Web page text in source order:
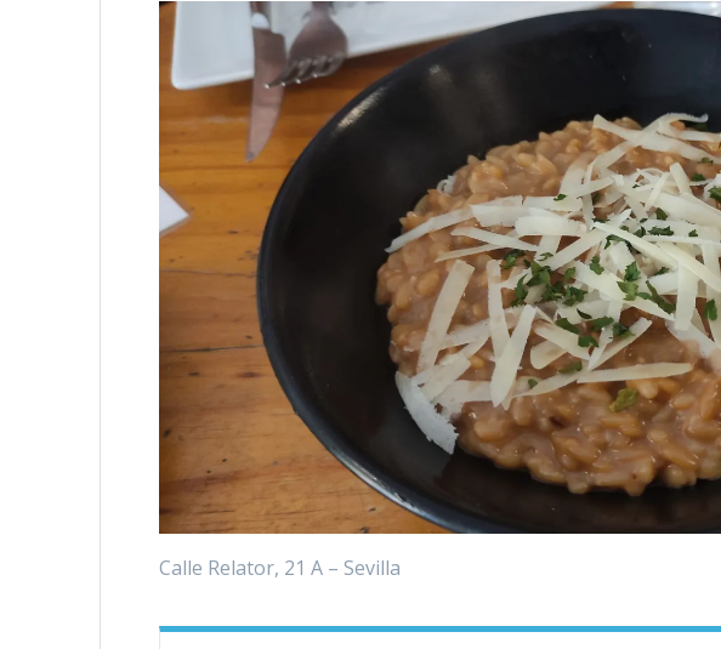
Calle Relator, 21 A – Sevilla